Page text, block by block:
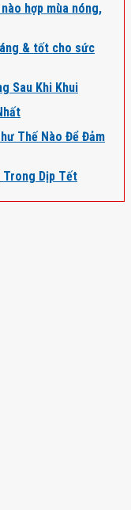
hợp mùa nóng,
& tốt cho sức
Sau Khi Khui
Thế Nào Để Đảm
Trong Dịp Tết